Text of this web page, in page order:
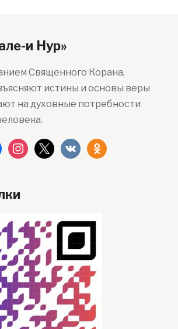
и Нур»
Священного Корана,
истины и основы веры
на духовные потребности
instagram
x vkontakteodnoklassniki